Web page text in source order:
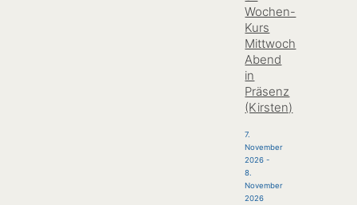
Wochen-
Kurs
Mittwoch
Abend
in
Präsenz
(Kirsten)
7.
November
2026 -
8.
November
2026